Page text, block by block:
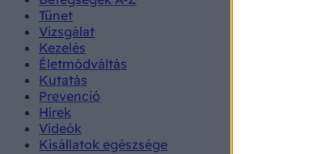
Tünet
Vizsgálat
Kezelés
Életmódváltás
Kutatás
Prevenció
Hírek
Videók
Kisállatok egészsége